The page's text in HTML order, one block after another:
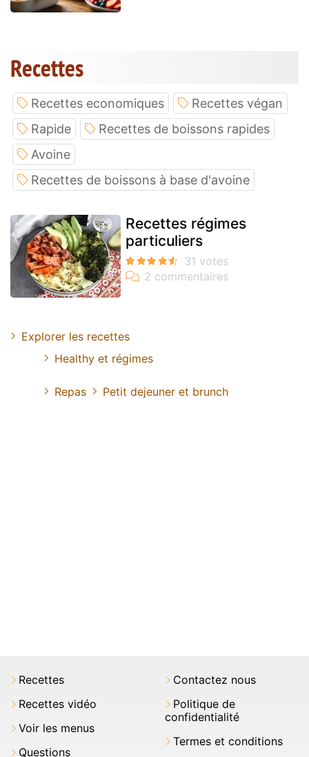
Recettes
Recettes economiques
Recettes végan
Rapide
Recettes de boissons rapides
Avoine
Recettes de boissons à base d'avoine
Recettes régimes
particuliers
Explorer les recettes
Healthy et régimes
Repas Petit dejeuner et brunch
Recettes
Recettes vidéo
Voir les menus
Questions
Contactez nous
Politique de
confidentialité
Termes et conditions